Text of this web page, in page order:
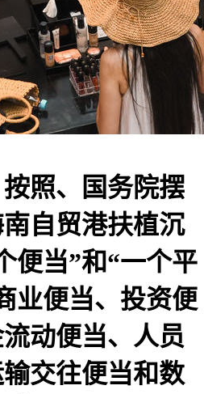
照、国务院摆
自贸港扶植沉
便当”和“一个平
业便当、投资便
动便当、人员
交往便当和数